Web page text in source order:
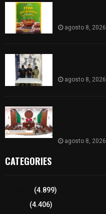
agosto 8, 2026
agosto 8, 2026
agosto 8, 2026
CATEGORIES
(4.899)
(4.406)